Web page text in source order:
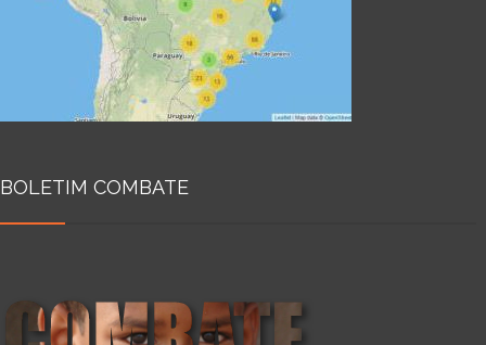
BOLETIM COMBATE